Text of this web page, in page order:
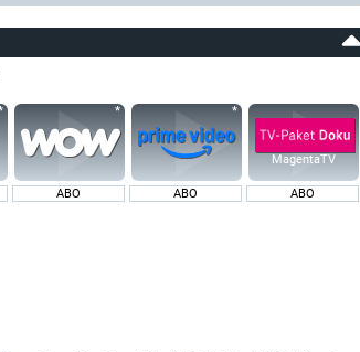
ABO ABO
MagentaTV
ABO